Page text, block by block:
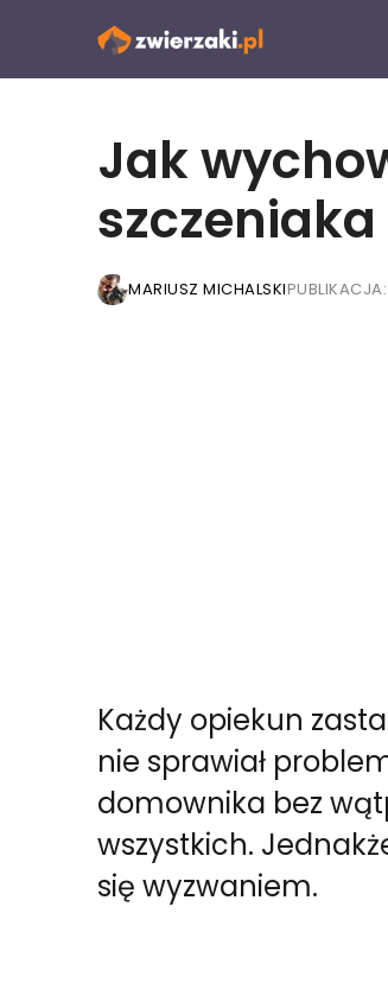
Jak
szczeniaka
MARIUSZ MICHALSKIPUBLIKACJA:
Każdy opiekun
nie sprawiał
domownika bez
wszystkich.
się wyzwaniem.